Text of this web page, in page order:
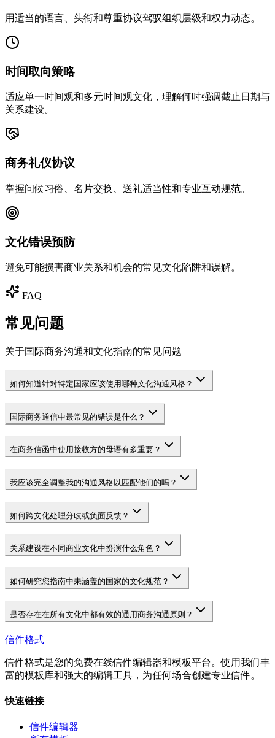
用适当的语言、头衔和尊重协议驾驭组织层级和权力动态。
时间取向策略
适应单一时间观和多元时间观文化，理解何时强调截止日期与
关系建设。
商务礼仪协议
掌握问候习俗、名片交换、送礼适当性和专业互动规范。
文化错误预防
避免可能损害商业关系和机会的常见文化陷阱和误解。
FAQ
常见问题
关于国际商务沟通和文化指南的常见问题
如何知道针对特定国家应该使用哪种文化沟通风格？
国际商务通信中最常见的错误是什么？
在商务信函中使用接收方的母语有多重要？
我应该完全调整我的沟通风格以匹配他们的吗？
如何跨文化处理分歧或负面反馈？
关系建设在不同商业文化中扮演什么角色？
如何研究您指南中未涵盖的国家的文化规范？
是否存在在所有文化中都有效的通用商务沟通原则？
信件格式
信件格式是您的免费在线信件编辑器和模板平台。使用我们丰
富的模板库和强大的编辑工具，为任何场合创建专业信件。
快速链接
信件编辑器